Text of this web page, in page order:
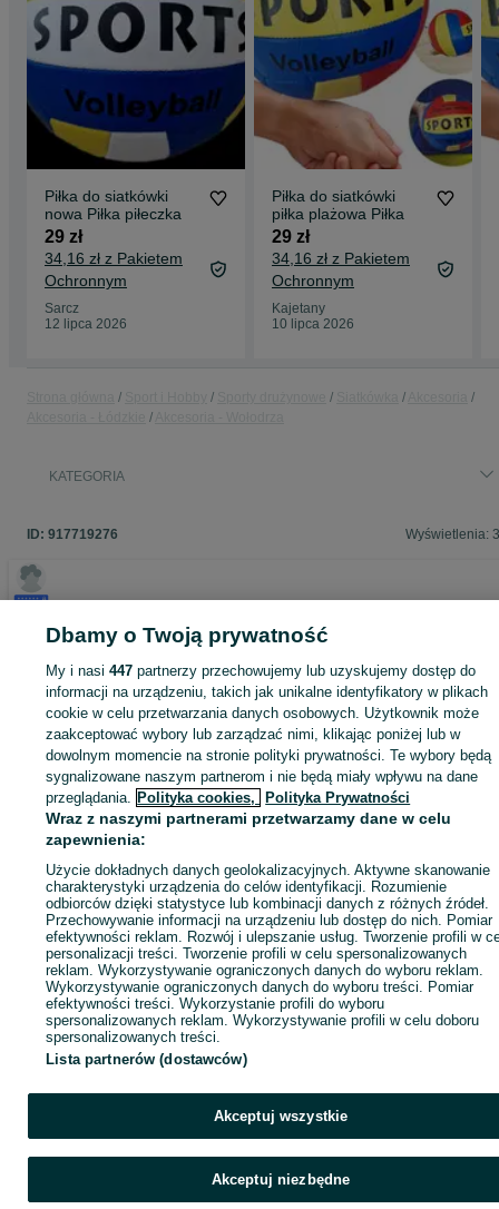
Piłka do siatkówki
nowa Piłka piłeczka
29 zł
34,16 zł z Pakietem
Ochronnym
Sarcz
12 lipca 2026
Piłka do siatkówki
piłka plażowa Piłka
29 zł
34,16 zł z Pakietem
Ochronnym
Kajetany
10 lipca 2026
KATEGORIA
ID: 917719276 Wyświetlenia:
Zaloguj się lub załóż konto na OLX, aby skontaktować się z
Zaloguj się / Załóż konto
Wyślij wiadomość Kup
Dbamy o Twoją prywatność
My i nasi447 partnerzy przechowujemy lub uzyskujemy dostęp do
informacji na urządzeniu, takich jak unikalne identyfikatory w plikach
cookie w celu przetwarzania danych osobowych. Użytkownik może
zaakceptować wybory lub zarządzać nimi, klikając poniżej lub w
dowolnym momencie na stronie polityki prywatności. Te wybory będą
sygnalizowane naszym partnerom i nie będą miały wpływu na dane
przeglądania. Polityka cookies, Polityka Prywatności
Wraz z naszymi partnerami przetwarzamy dane w celu
zapewnienia:
Użycie dokładnych danych geolokalizacyjnych. Aktywne skanowanie
charakterystyki urządzenia do celów identyfikacji. Rozumienie
odbiorców dzięki statystyce lub kombinacji danych z różnych źródeł.
Przechowywanie informacji na urządzeniu lub dostęp do nich. Pomiar
efektywności reklam. Rozwój i ulepszanie usług. Tworzenie profili w
personalizacji treści. Tworzenie profili w celu spersonalizowanych
reklam. Wykorzystywanie ograniczonych danych do wyboru reklam.
Wykorzystywanie ograniczonych danych do wyboru treści. Pomiar
efektywności treści. Wykorzystanie profili do wyboru
spersonalizowanych reklam. Wykorzystywanie profili w celu doboru
spersonalizowanych treści.
Lista partnerów (dostawców)
Akceptuj wszystkie
Akceptuj niezbędne